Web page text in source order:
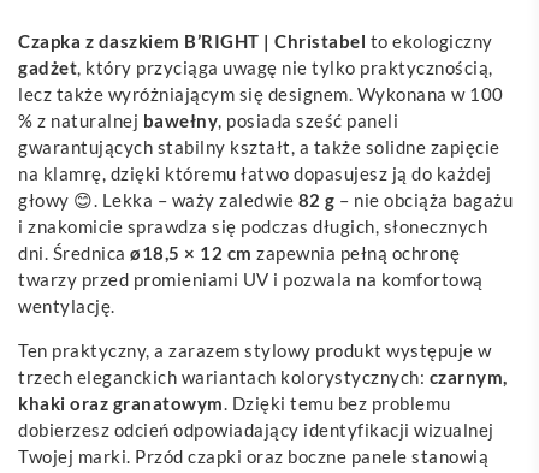
Czapka z daszkiem B’RIGHT | Christabel to ekologiczny
gadżet, który przyciąga uwagę nie tylko praktycznością,
lecz także wyróżniającym się designem. Wykonana w 100
% z naturalnej bawełny, posiada sześć paneli
gwarantujących stabilny kształt, a także solidne zapięcie
na klamrę, dzięki któremu łatwo dopasujesz ją do każdej
głowy 😊. Lekka – waży zaledwie 82 g – nie obciąża bagażu
i znakomicie sprawdza się podczas długich, słonecznych
dni. Średnica ø18,5 × 12 cm zapewnia pełną ochronę
twarzy przed promieniami UV i pozwala na komfortową
wentylację.
Ten praktyczny, a zarazem stylowy produkt występuje w
trzech eleganckich wariantach kolorystycznych: czarnym,
khaki oraz granatowym. Dzięki temu bez problemu
dobierzesz odcień odpowiadający identyfikacji wizualnej
Twojej marki. Przód czapki oraz boczne panele stanowią